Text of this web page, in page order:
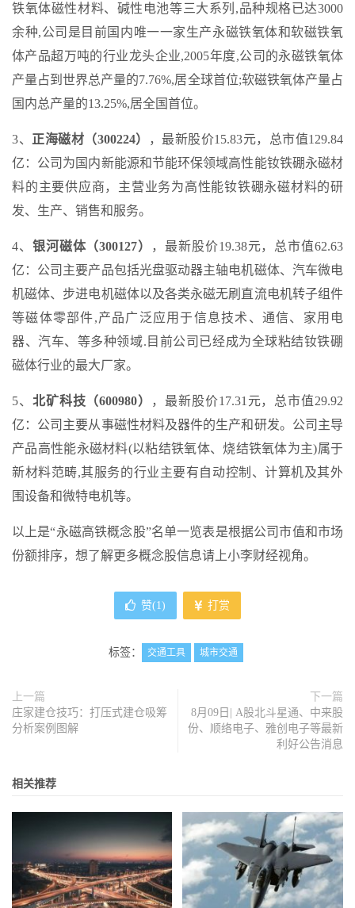
铁氧体磁性材料、碱性电池等三大系列,品种规格已达3000
余种,公司是目前国内唯一一家生产永磁铁氧体和软磁铁氧
体产品超万吨的行业龙头企业,2005年度,公司的永磁铁氧体
产量占到世界总产量的7.76%,居全球首位;软磁铁氧体产量占
国内总产量的13.25%,居全国首位。
3、 正海磁材（300224）
，最新股价15.83元，总市值129.84
亿：公司为国内新能源和节能环保领域高性能钕铁硼永磁材
料的主要供应商，主营业务为高性能钕铁硼永磁材料的研
发、生产、销售和服务。
4、 银河磁体（300127）
，最新股价19.38元，总市值62.63
亿：公司主要产品包括光盘驱动器主轴电机磁体、汽车微电
机磁体、步进电机磁体以及各类永磁无刷直流电机转子组件
等磁体零部件,产品广泛应用于信息技术、通信、家用电
器、汽车、等多种领域.目前公司已经成为全球粘结钕铁硼
磁体行业的最大厂家。
5、 北矿科技（600980）
，最新股价17.31元，总市值29.92
亿：公司主要从事磁性材料及器件的生产和研发。公司主导
产品高性能永磁材料(以粘结铁氧体、烧结铁氧体为主)属于
新材料范畴,其服务的行业主要有自动控制、计算机及其外
围设备和微特电机等。
以上是“永磁高铁概念股”名单一览表是根据公司市值和市场
份额排序，想了解更多概念股信息请上小李财经视角。
赞(1) 打赏
标签： 交通工具 城市交通
上一篇
庄家建仓技巧：打压式建仓吸筹
分析案例图解
下一篇
8月09日| A股北斗星通、中来股
份、顺络电子、雅创电子等最新
利好公告消息
相关推荐